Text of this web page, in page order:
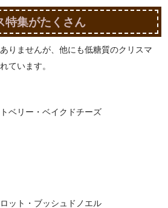
特集がたくさん
りませんが、他にも低糖質のクリスマ
ています。
ベリー・ベイクドチーズ
ット・ブッシュドノエル